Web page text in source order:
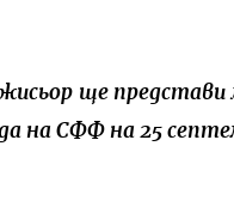
ще представи
на СФФ на 25